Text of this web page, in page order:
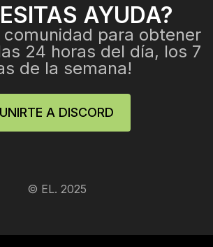
AYUDA?
comunidad para obtener
24 horas del día, los 7
de la semana!
UNIRTE A DISCORD
© EL. 2025